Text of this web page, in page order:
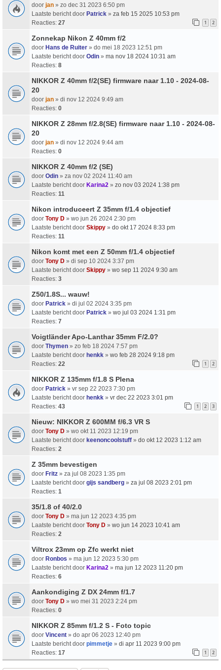
door jan » zo dec 31 2023 6:50 pm
Laatste bericht door Patrick » za feb 15 2025 10:53 pm
Reacties: 27 1 2
Zonnekap Nikon Z 40mm f/2
door Hans de Ruiter » do mei 18 2023 12:51 pm
Laatste bericht door Odin » ma nov 18 2024 10:31 am
Reacties: 8
NIKKOR Z 40mm f/2(SE) firmware naar 1.10 - 2024-08-
20
door jan » di nov 12 2024 9:49 am
Reacties: 0
NIKKOR Z 28mm f/2.8(SE) firmware naar 1.10 - 2024-08-
20
door jan » di nov 12 2024 9:44 am
Reacties: 0
NIKKOR Z 40mm f/2 (SE)
door Odin » za nov 02 2024 11:40 am
Laatste bericht door Karina2 » zo nov 03 2024 1:38 pm
Reacties: 11
Nikon introduceert Z 35mm f/1.4 objectief
door Tony D » wo jun 26 2024 2:30 pm
Laatste bericht door Skippy » do okt 17 2024 8:33 pm
Reacties: 11
Nikon komt met een Z 50mm f/1.4 objectief
door Tony D » di sep 10 2024 3:37 pm
Laatste bericht door Skippy » wo sep 11 2024 9:30 am
Reacties: 3
Z50/1.8S... wauw!
door Patrick » di jul 02 2024 3:35 pm
Laatste bericht door Patrick » wo jul 03 2024 1:31 pm
Reacties: 7
Voigtländer Apo-Lanthar 35mm F/2.0?
door Thymen » zo feb 18 2024 7:57 pm
Laatste bericht door henkk » wo feb 28 2024 9:18 pm
Reacties: 22 1 2
NIKKOR Z 135mm f/1.8 S Plena
door Patrick » vr sep 22 2023 7:30 pm
Laatste bericht door henkk » vr dec 22 2023 3:01 pm
Reacties: 43 1 2 3
Nieuw: NIKKOR Z 600MM f/6.3 VR S
door Tony D » wo okt 11 2023 12:19 pm
Laatste bericht door keenoncoolstuff » do okt 12 2023 1:12 am
Reacties: 2
Z 35mm bevestigen
door Fritz » za jul 08 2023 1:35 pm
Laatste bericht door gijs sandberg » za jul 08 2023 2:01 pm
Reacties: 1
35/1.8 of 40/2.0
door Tony D » ma jun 12 2023 4:35 pm
Laatste bericht door Tony D » wo jun 14 2023 10:41 am
Reacties: 2
Viltrox 23mm op Zfc werkt niet
door Ronbos » ma jun 12 2023 5:30 pm
Laatste bericht door Karina2 » ma jun 12 2023 11:20 pm
Reacties: 6
Aankondiging Z DX 24mm f/1.7
door Tony D » wo mei 31 2023 2:24 pm
Reacties: 0
NIKKOR Z 85mm f/1.2 S - Foto topic
door Vincent » do apr 06 2023 12:40 pm
Laatste bericht door pimmetje » di apr 11 2023 9:00 pm
Reacties: 17 1 2